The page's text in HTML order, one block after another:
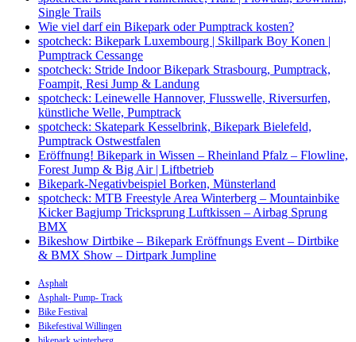
Single Trails
Wie viel darf ein Bikepark oder Pumptrack kosten?
spotcheck: Bikepark Luxembourg | Skillpark Boy Konen |
Pumptrack Cessange
spotcheck: Stride Indoor Bikepark Strasbourg, Pumptrack,
Foampit, Resi Jump & Landung
spotcheck: Leinewelle Hannover, Flusswelle, Riversurfen,
künstliche Welle, Pumptrack
spotcheck: Skatepark Kesselbrink, Bikepark Bielefeld,
Pumptrack Ostwestfalen
Eröffnung! Bikepark in Wissen – Rheinland Pfalz – Flowline,
Forest Jump & Big Air | Liftbetrieb
Bikepark-Negativbeispiel Borken, Münsterland
spotcheck: MTB Freestyle Area Winterberg – Mountainbike
Kicker Bagjump Tricksprung Luftkissen – Airbag Sprung
BMX
Bikeshow Dirtbike – Bikepark Eröffnungs Event – Dirtbike
& BMX Show – Dirtpark Jumpline
Asphalt
Asphalt- Pump- Track
Bike Festival
Bikefestival Willingen